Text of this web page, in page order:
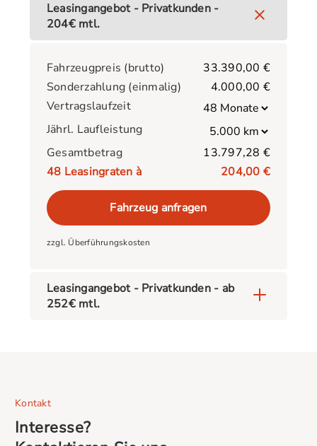
Leasingangebot - Privatkunden -
204€ mtl.
Fahrzeugpreis (brutto)
33.390,00 €
Sonderzahlung (einmalig)
4.000,00 €
Vertragslaufzeit
Jährl. Laufleistung
Gesamtbetrag
13.797,28 €
48 Leasingraten à 204,00 €
Fahrzeug anfragen
zzgl. Überführungskosten
Leasingangebot - Privatkunden - ab
252€ mtl.
Kontakt
Interesse?